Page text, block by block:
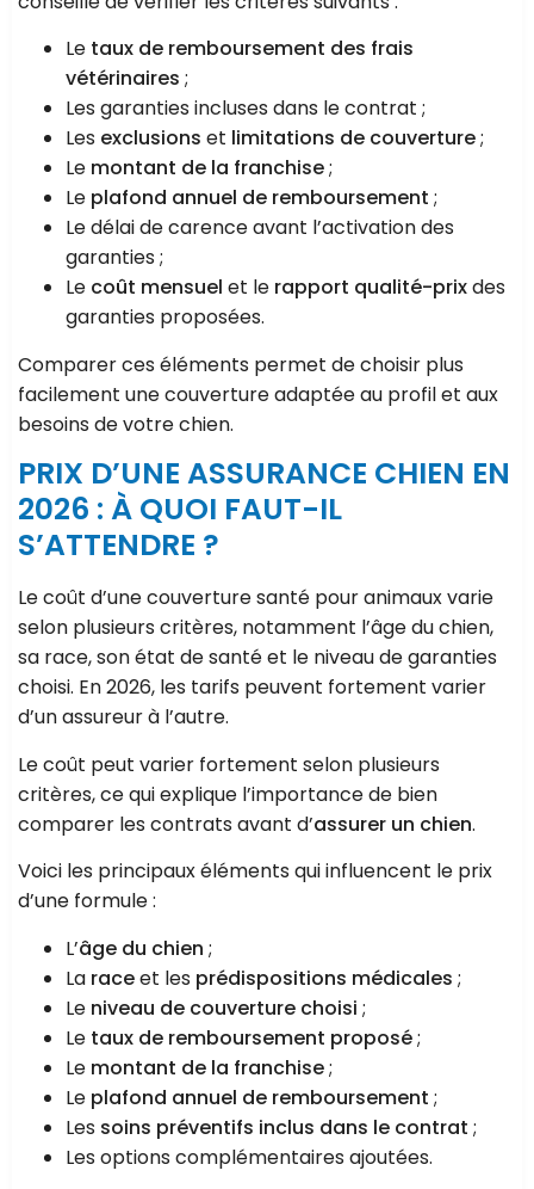
Le taux de remboursement des frais
vétérinaires ;
Les garanties incluses dans le contrat ;
Les exclusions et limitations de couverture;
Le montant de la franchise;
Le plafond annuel de remboursement ;
Le délai de carence avant l’activation des
garanties ;
Le coût mensuel et le rapport qualité-prixdes
garanties proposées.
Comparer ces éléments permet de choisir plus
facilement une couverture adaptée au profil et aux
besoins de votre chien.
PRIX D’UNE ASSURANCE CHIEN EN
2026 : À QUOI FAUT-IL
S’ATTENDRE ?
Le coût d’une couverture santé pour animaux varie
selon plusieurs critères, notamment l’âge du chien,
sa race, son état de santé et le niveau de garanties
choisi. En 2026, les tarifs peuvent fortement varier
d’un assureur à l’autre.
Le coût peut varier fortement selon plusieurs
critères, ce qui explique l’importance de bien
comparer les contrats avant d’assurer un chien.
Voici les principaux éléments qui influencent le prix
d’une formule :
L’âge du chien ;
La raceet les prédispositions médicales ;
Le niveau de couverture choisi ;
Le taux de remboursement proposé;
Le montant de la franchise;
Le plafond annuel de remboursement ;
Les soins préventifs inclus dans le contrat ;
Les options complémentaires ajoutées.